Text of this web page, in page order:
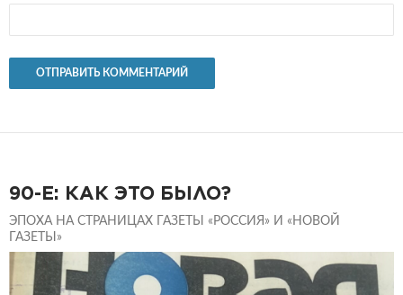
90-Е: КАК ЭТО БЫЛО?
ЭПОХА НА СТРАНИЦАХ ГАЗЕТЫ «РОССИЯ» И «НОВОЙ
ГАЗЕТЫ»